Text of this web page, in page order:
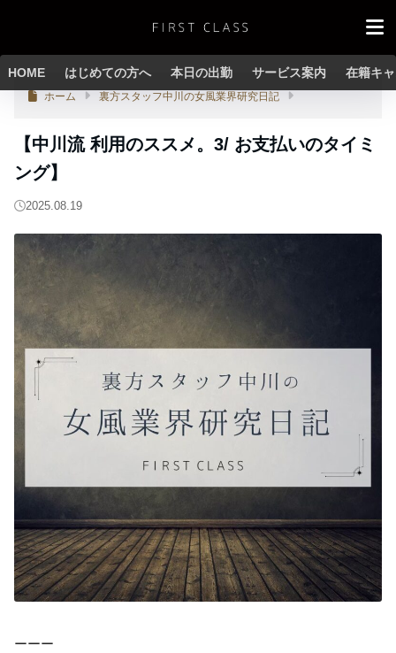
HOME はじめての方へ 本日の出勤 サービス案内 在籍キ
ホーム 裏方スタッフ中川の女風業界研究日記
【中川流 利用のススメ。3/ お支払いのタイミ
ング】
2025.08.19
ーーー